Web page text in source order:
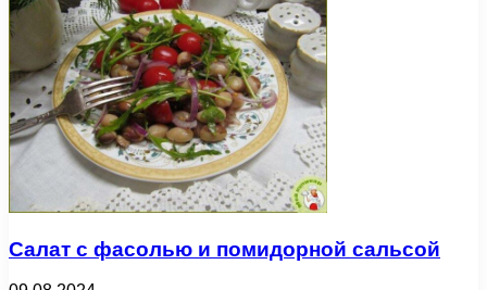
Салат с фасолью и помидорной сальсой